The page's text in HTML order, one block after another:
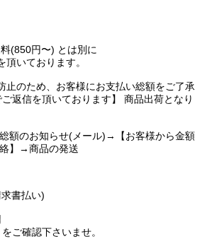
(850円〜) とは別に
頂いております。
のため、お客様にお支払い総額をご了承
返信を頂いております】 商品出荷となり
額のお知らせ(メール)→【お客様から金額
】→商品の発送
書払い)
ご確認下さいませ。